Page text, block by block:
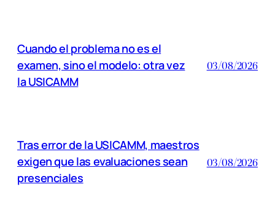
Cuando el problema no es el
examen, sino el modelo: otra vez
la USICAMM
03/08/2026
Tras error de la USICAMM, maestros
exigen que las evaluaciones sean
presenciales
03/08/2026